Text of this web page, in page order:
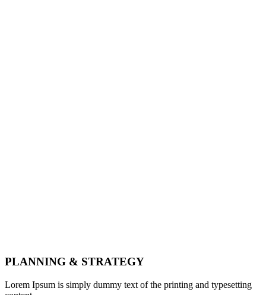
PLANNING & STRATEGY
Lorem Ipsum is simply dummy text of the printing and typesetting